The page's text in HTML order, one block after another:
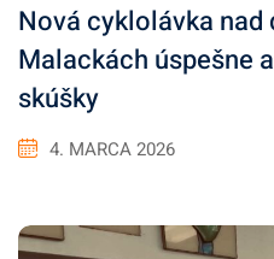
Nová cyklolávka nad
Malackách úspešne
skúšky
4. MARCA 2026